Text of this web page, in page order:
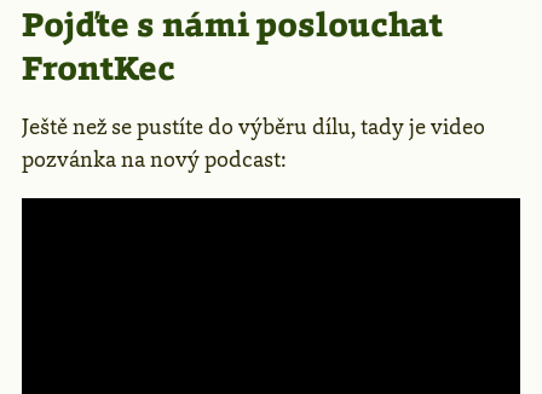
Pojďte s námi poslouchat
FrontKec
Ještě než se pustíte do výběru dílu, tady je video
pozvánka na nový podcast: